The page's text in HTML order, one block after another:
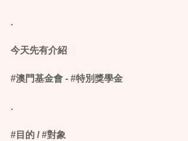
.
今天先有介紹
‪#‎澳門基金會‬ - ‪#‎特別獎學金‬
.
‪#‎目的‬ / ‪#‎對象‬